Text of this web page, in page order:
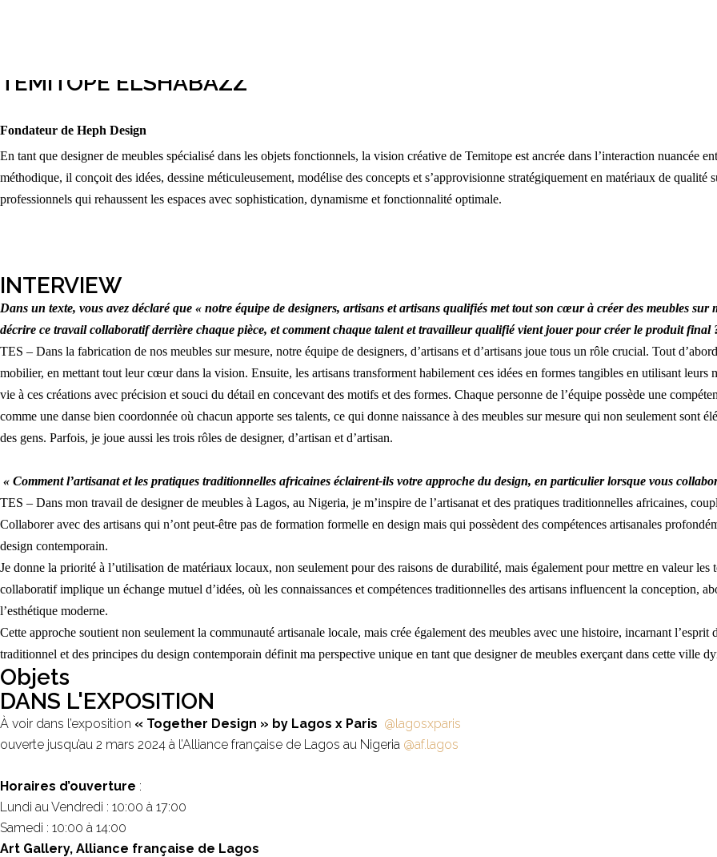
TEMITOPE ELSHABAZZ
Fondateur de Heph Design
En tant que designer de meubles spécialisé dans les objets fonctionnels, la vision créative de Temitope est ancrée dans l’interaction nuancée
méthodique, il conçoit des idées, dessine méticuleusement, modélise des concepts et s’approvisionne stratégiquement en matériaux de
professionnels qui rehaussent les espaces avec sophistication, dynamisme et fonctionnalité optimale.
INTERVIEW
Dans un texte, vous avez déclaré que « notre équipe de designers, artisans et artisans qualifiés met tout son cœur à créer des meubles sur
décrire ce travail collaboratif derrière chaque pièce, et comment chaque talent et travailleur qualifié vient jouer pour créer le produit final
TES – Dans la fabrication de nos meubles sur mesure, notre équipe de designers, d’artisans et d’artisans joue tous un rôle crucial. Tout
mobilier, en mettant tout leur cœur dans la vision. Ensuite, les artisans transforment habilement ces idées en formes tangibles en utilisant
vie à ces créations avec précision et souci du détail en concevant des motifs et des formes. Chaque personne de l’équipe possède une
comme une danse bien coordonnée où chacun apporte ses talents, ce qui donne naissance à des meubles sur mesure qui non seulement sont
des gens. Parfois, je joue aussi les trois rôles de designer, d’artisan et d’artisan.
« Comment l’artisanat et les pratiques traditionnelles africaines éclairent-ils votre approche du design, en particulier lorsque vous
TES – Dans mon travail de designer de meubles à Lagos, au Nigeria, je m’inspire de l’artisanat et des pratiques traditionnelles africaines,
Collaborer avec des artisans qui n’ont peut-être pas de formation formelle en design mais qui possèdent des compétences artisanales
design contemporain.
Je donne la priorité à l’utilisation de matériaux locaux, non seulement pour des raisons de durabilité, mais également pour mettre en valeur
collaboratif implique un échange mutuel d’idées, où les connaissances et compétences traditionnelles des artisans influencent la conception,
l’esthétique moderne.
Cette approche soutient non seulement la communauté artisanale locale, mais crée également des meubles avec une histoire, incarnant
traditionnel et des principes du design contemporain définit ma perspective unique en tant que designer de meubles exerçant dans cette ville
Objets
DANS L'EXPOSITION
À voir dans l’exposition « Together Design » by Lagos x Paris @lagosxparis
ouverte jusqu’au 2 mars 2024 à l’Alliance française de Lagos au Nigeria @af.lagos
Horaires d’ouverture :
Lundi au Vendredi : 10:00 à 17:00
Samedi : 10:00 à 14:00
Art Gallery, Alliance française de Lagos